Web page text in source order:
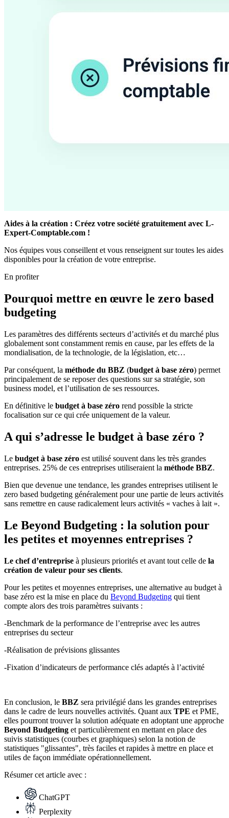
Aides à la création : Créez votre société gratuitement avec L-
Expert-Comptable.com !
Nos équipes vous conseillent et vous renseignent sur toutes les aides
disponibles pour la création de votre entreprise.
En profiter
Pourquoi mettre en œuvre le zero based
budgeting
Les paramètres des différents secteurs d’activités et du marché plus
globalement sont constamment remis en cause, par les effets de la
mondialisation, de la technologie, de la législation, etc…
Par conséquent, la méthode du BBZ (budget à base zéro) permet
principalement de se reposer des questions sur sa stratégie, son
business model, et l’utilisation de ses ressources.
En définitive le budget à base zéro rend possible la stricte
focalisation sur ce qui crée uniquement de la valeur.
A qui s’adresse le budget à base zéro ?
Le budget à base zéro est utilisé souvent dans les très grandes
entreprises. 25% de ces entreprises utiliseraient la méthode BBZ.
Bien que devenue une tendance, les grandes entreprises utilisent le
zero based budgeting généralement pour une partie de leurs activités
sans remettre en cause radicalement leurs activités « vaches à lait ».
Le Beyond Budgeting : la solution pour
les petites et moyennes entreprises ?
Le chef d’entreprise à plusieurs priorités et avant tout celle de la
création de valeur pour ses clients.
Pour les petites et moyennes entreprises, une alternative au budget à
base zéro est la mise en place du Beyond Budgeting qui tient
compte alors des trois paramètres suivants :
-Benchmark de la performance de l’entreprise avec les autres
entreprises du secteur
-Réalisation de prévisions glissantes
-Fixation d’indicateurs de performance clés adaptés à l’activité
En conclusion, le BBZ sera privilégié dans les grandes entreprises
dans le cadre de leurs nouvelles activités. Quant aux TPE et PME,
elles pourront trouver la solution adéquate en adoptant une approche
Beyond Budgeting et particulièrement en mettant en place des
suivis statistiques (courbes et graphiques) selon la notion de
statistiques "glissantes", très faciles et rapides à mettre en place et
utiles de façon immédiate opérationnellement.
Résumercet article avec :
ChatGPT
Perplexity